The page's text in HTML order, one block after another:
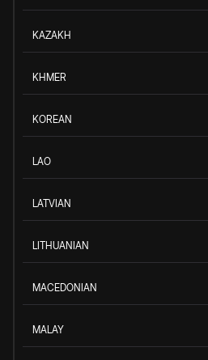
KAZAKH
KHMER
KOREAN
LAO
LATVIAN
LITHUANIAN
MACEDONIAN
MALAY